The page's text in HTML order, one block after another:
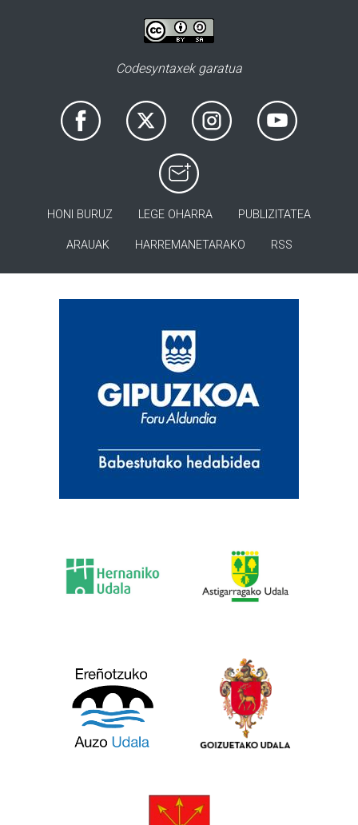
Codesyntaxek garatua
HONI BURUZ LEGE OHARRA PUBLIZITATEA
ARAUAK HARREMANETARAKO RSS